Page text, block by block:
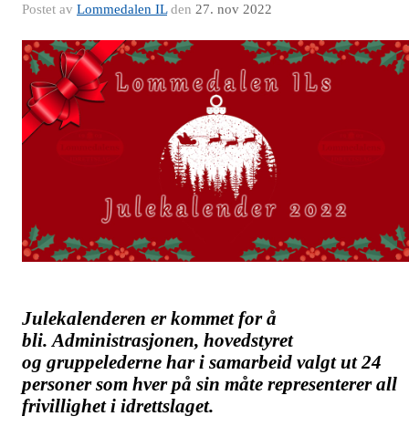
Postet av Lommedalen ILden 27. nov 2022
Julekalenderen er kommet for å
bli. Administrasjonen, hovedstyret
og gruppelederne hari samarbeid valgt ut 24
personer som hver på sin måte representerer all
frivillighet i idrettslaget.